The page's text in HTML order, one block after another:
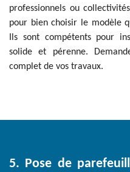
professionnels ou
pour bien choisir le modèle
Ils sont compétents pour
solide et pérenne.
complet de vos travaux.
5. Pose de